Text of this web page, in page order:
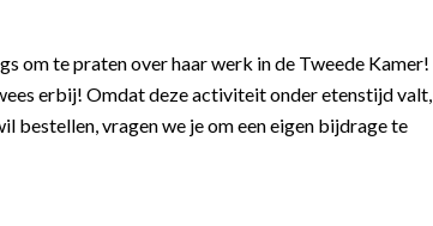
om te praten over haar werk in de Tweede Kamer!
erbij! Omdat deze activiteit onder etenstijd valt,
bestellen, vragen we je om een eigen bijdrage te